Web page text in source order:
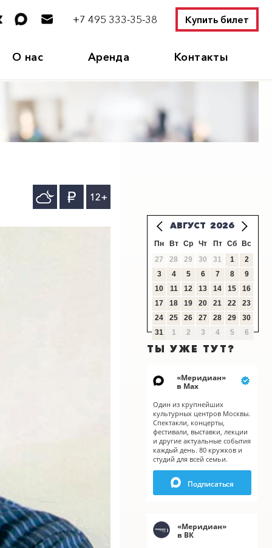
+7 495 333-35-38 Купить билет
О нас Аренда Контакты
12+
АВГУСТ 2026
Пн Вт Ср Чт Пт Сб
Вс
27
28 29 30 31 1
2
3
4 5 6 7 8
9
10
11 12 13 14 15
16
17
18 19 20 21 22
23
24
25 26 27 28 29
30
31
1 2 3 4 5 6
ТЫ УЖЕ ТУТ?
«Меридиан»
в Мах
Один из крупнейших
культурных центров Москвы.
Спектакли, концерты,
фестивали, выставки, лекции
и другие актуальные события
каждый день. 80 кружков и
студий для всей семьи.
Подписаться
«Меридиан»
в ВК